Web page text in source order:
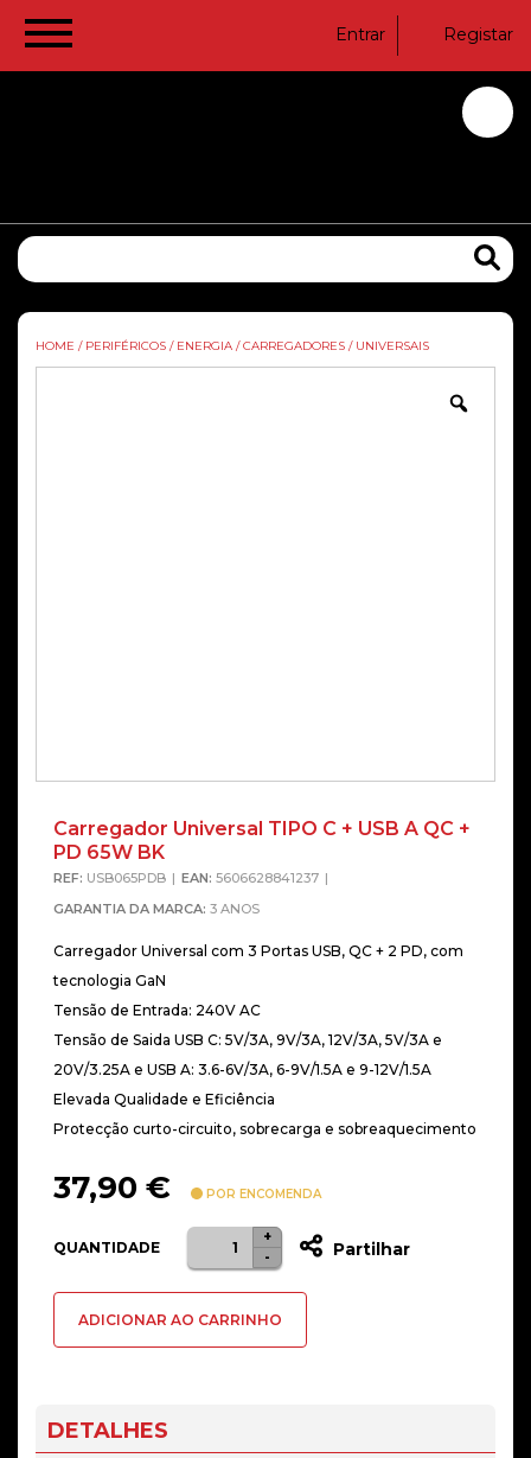
Entrar Registar
HOME / PERIFÉRICOS / ENERGIA / CARREGADORES / UNIVERSAIS
Carregador Universal TIPO C + USB A QC +
PD 65W BK
REF: USB065PDB EAN: 5606628841237
GARANTIA DA MARCA: 3 ANOS
Carregador Universal com 3 Portas USB, QC + 2 PD, com
tecnologia GaN
Tensão de Entrada: 240V AC
Tensão de Saida USB C: 5V/3A, 9V/3A, 12V/3A, 5V/3A e
20V/3.25A e USB A: 3.6-6V/3A, 6-9V/1.5A e 9-12V/1.5A
Elevada Qualidade e Eficiência
Protecção curto-circuito, sobrecarga e sobreaquecimento
37,90 € POR ENCOMENDA
QUANTIDADE
Quantidade
de
Universal
USB
-
+
Partilhar
ADICIONAR AO CARRINHO
DETALHES